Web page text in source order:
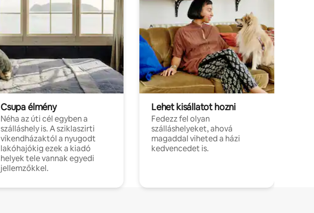
Csupa élmény
Néha az úti cél egyben a
szálláshely is. A sziklaszirti
víkendházaktól a nyugodt
lakóhajókig ezek a kiadó
helyek tele vannak egyedi
jellemzőkkel.
Lehet kisállatot hozni
Fedezz fel olyan
szálláshelyeket, ahová
magaddal viheted a házi
kedvencedet is.